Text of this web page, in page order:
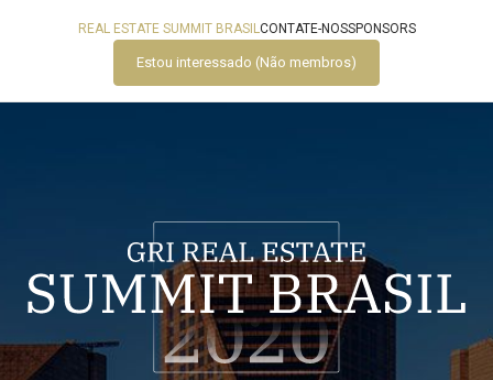
REAL ESTATE SUMMIT BRASILCONTATE-NOSSPONSORS
Estou interessado (Não membros)